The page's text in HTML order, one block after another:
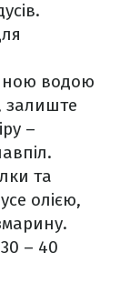
водою
залиште
–
та
олією,
– 40